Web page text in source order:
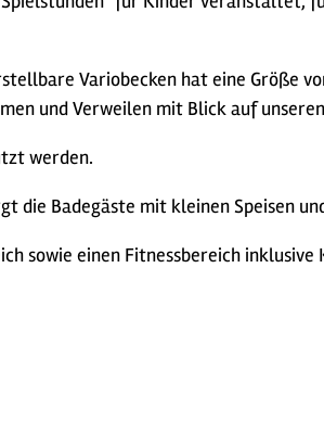
Variobecken hat eine Größe
und Verweilen mit Blick auf
werden.
die Badegäste mit kleinen Speisen
sowie einen Fitnessbereich